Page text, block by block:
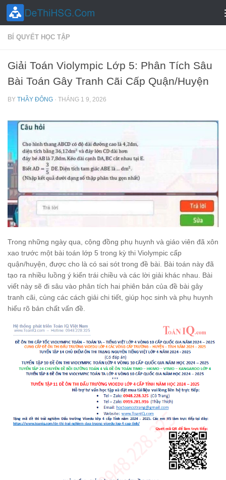
Skip to content
BÍ QUYẾT HỌC TẬP
Giải Toán Violympic Lớp 5: Phân Tích Sâu
Bài Toán Gây Tranh Cãi Cấp Quận/Huyện
BY THẦY ĐÔNG · THÁNG 1 9, 2026
Trong những ngày qua, cộng đồng phụ huynh và giáo viên đã xôn
xao trước một bài toán lớp 5 trong kỳ thi Violympic cấp
quận/huyện, được cho là có sai sót trong đề bài. Bài toán này đã
tạo ra nhiều luồng ý kiến trái chiều và các lời giải khác nhau. Bài
viết này sẽ đi sâu vào phân tích hai phiên bản của đề bài gây
tranh cãi, cùng các cách giải chi tiết, giúp học sinh và phụ huynh
hiểu rõ bản chất vấn đề.